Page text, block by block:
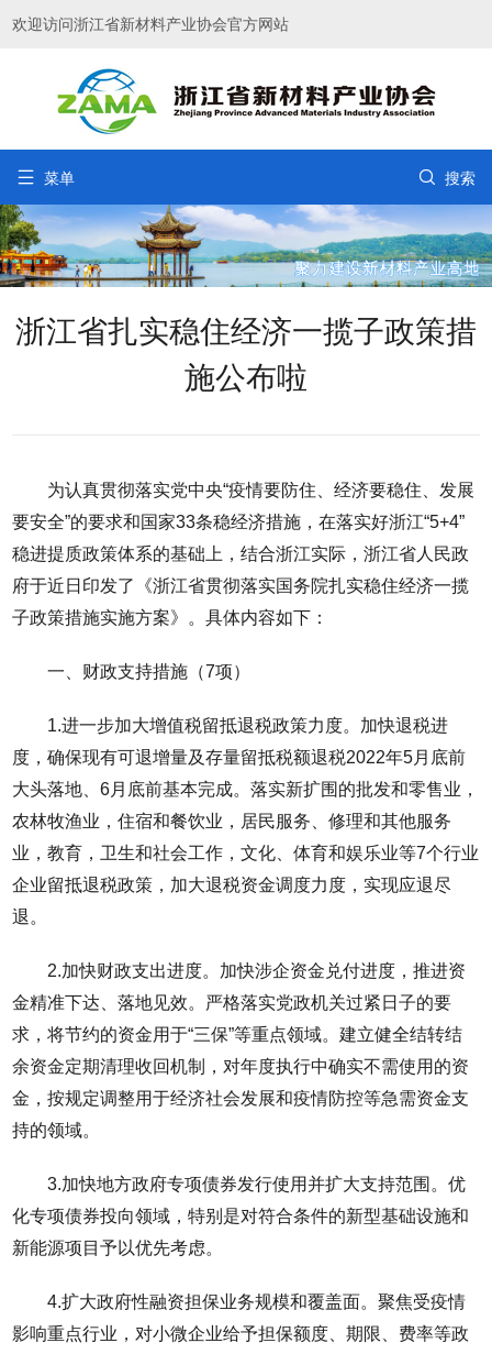
欢迎访问浙江省新材料产业协会官方网站
 菜单  搜索
浙江省扎实稳住经济一揽子政策措
施公布啦
为认真贯彻落实党中央“疫情要防住、经济要稳住、发展
要安全”的要求和国家33条稳经济措施，在落实好浙江“5+4”
稳进提质政策体系的基础上，结合浙江实际，浙江省人民政
府于近日印发了《浙江省贯彻落实国务院扎实稳住经济一揽
子政策措施实施方案》。具体内容如下：
一、财政支持措施（7项）
1.进一步加大增值税留抵退税政策力度。加快退税进
度，确保现有可退增量及存量留抵税额退税2022年5月底前
大头落地、6月底前基本完成。落实新扩围的批发和零售业，
农林牧渔业，住宿和餐饮业，居民服务、修理和其他服务
业，教育，卫生和社会工作，文化、体育和娱乐业等7个行业
企业留抵退税政策，加大退税资金调度力度，实现应退尽
退。
2.加快财政支出进度。加快涉企资金兑付进度，推进资
金精准下达、落地见效。严格落实党政机关过紧日子的要
求，将节约的资金用于“三保”等重点领域。建立健全结转结
余资金定期清理收回机制，对年度执行中确实不需使用的资
金，按规定调整用于经济社会发展和疫情防控等急需资金支
持的领域。
3.加快地方政府专项债券发行使用并扩大支持范围。优
化专项债券投向领域，特别是对符合条件的新型基础设施和
新能源项目予以优先考虑。
4.扩大政府性融资担保业务规模和覆盖面。聚焦受疫情
影响重点行业，对小微企业给予担保额度、期限、费率等政